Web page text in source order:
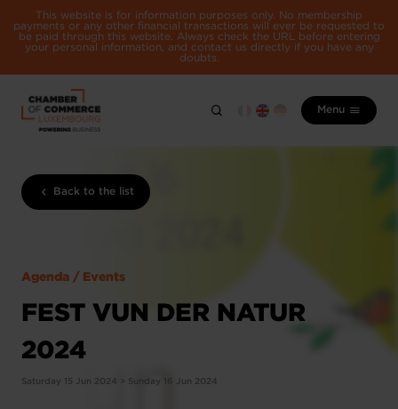
This website is for information purposes only. No membership
payments or any other financial transactions will ever be requested to
be paid through this website. Always check the URL before entering
your personal information, and contact us directly if you have any
doubts.
Menu
Back to the list
Agenda / Events
FEST VUN DER NATUR
2024
Saturday 15 Jun 2024 > Sunday 16 Jun 2024